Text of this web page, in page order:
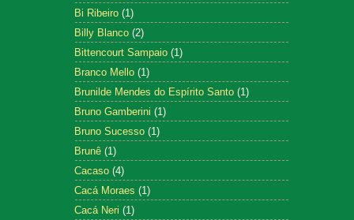
Bi Ribeiro (1)
Billy Blanco (2)
Bittencourt Sampaio (1)
Branco Mello (1)
Brunilde Mendes do Espírito Santo (1)
Bruno Gamberini (1)
Bruno Sucesso (1)
Brunê (1)
Cacaso (4)
Cacá Moraes (1)
Cacá Neri (1)